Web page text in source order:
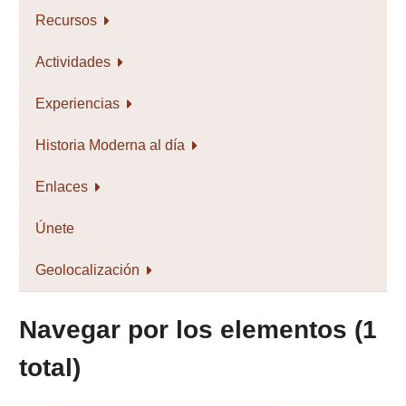
Recursos
Actividades
Experiencias
Historia Moderna al día
Enlaces
Únete
Geolocalización
Navegar por los elementos (1
total)